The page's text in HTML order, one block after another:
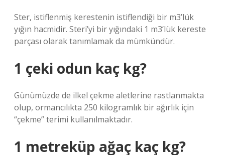
Ster, istiflenmiş kerestenin istiflendiği bir m3’lük
yığın hacmidir. Steri’yi bir yığındaki 1 m3’lük kereste
parçası olarak tanımlamak da mümkündür.
1 çeki odun kaç kg?
Günümüzde de ilkel çekme aletlerine rastlanmakta
olup, ormancılıkta 250 kilogramlık bir ağırlık için
“çekme” terimi kullanılmaktadır.
1 metreküp ağaç kaç kg?